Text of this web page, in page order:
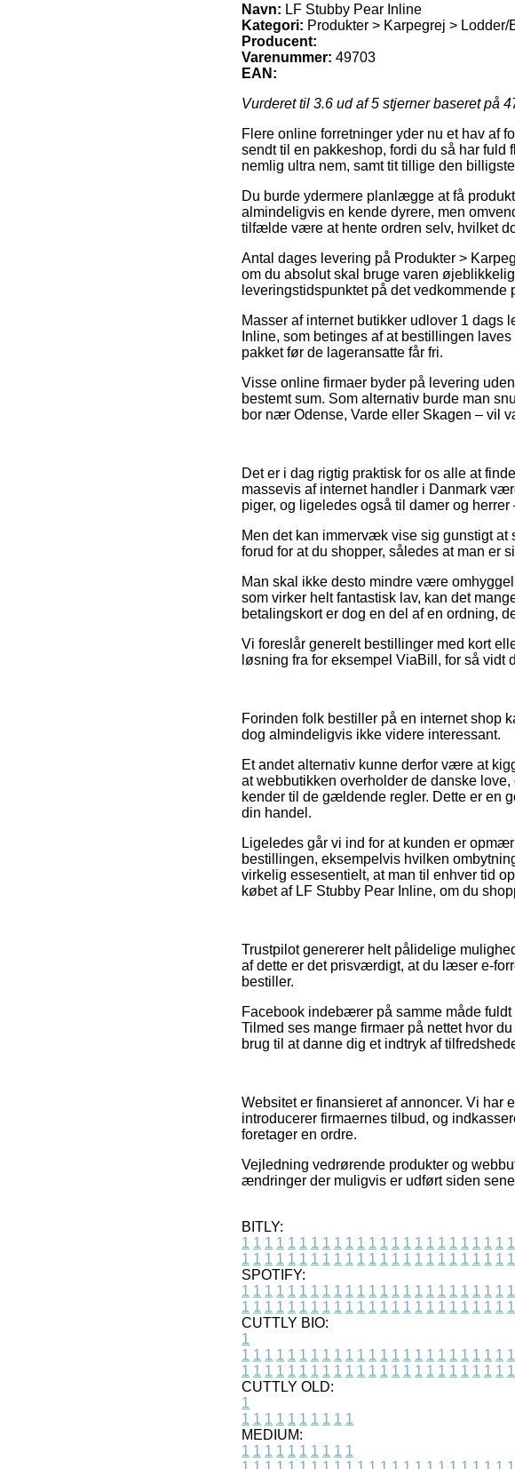
Navn: LF Stubby Pear Inline
Kategori: Produkter > Karpegrej >
Producent:
Varenummer: 49703
EAN:
Vurderet til 3.6 ud af 5 stjerner baseret på
Flere online forretninger yder nu et hav af
sendt til en pakkeshop, fordi du så har
nemlig ultra nem, samt tit tillige den
Du burde ydermere planlægge at få
almindeligvis en kende dyrere, men
tilfælde være at hente ordren selv, hvilket
Antal dages levering på Produkter >
om du absolut skal bruge varen
leveringstidspunktet på det vedkommende
Masser af internet butikker udlover 1 dags
Inline, som betinges af at bestillingen
pakket før de lageransatte får fri.
Visse online firmaer byder på levering
bestemt sum. Som alternativ burde man
bor nær Odense, Varde eller Skagen – vil
Det er i dag rigtig praktisk for os alle at
massevis af internet handler i Danmark
piger, og ligeledes også til damer og
Men det kan immervæk vise sig gunstigt
forud for at du shopper, således at man er
Man skal ikke desto mindre være
som virker helt fantastisk lav, kan det
betalingskort er dog en del af en ordning,
Vi foreslår generelt bestillinger med kort
løsning fra for eksempel ViaBill, for så
Forinden folk bestiller på en internet shop
dog almindeligvis ikke videre interessant.
Et andet alternativ kunne derfor være at
at webbutikken overholder de danske
kender til de gældende regler. Dette er en
din handel.
Ligeledes går vi ind for at kunden er
bestillingen, eksempelvis hvilken
virkelig essesentielt, at man til enhver tid
købet af LF Stubby Pear Inline, om du
Trustpilot genererer helt pålidelige
af dette er det prisværdigt, at du læser e-
bestiller.
Facebook indebærer på samme måde
Tilmed ses mange firmaer på nettet hvor
brug til at danne dig et indtryk af
Websitet er finansieret af annoncer. Vi har
introducerer firmaernes tilbud, og
foretager en ordre.
Vejledning vedrørende produkter og
ændringer der muligvis er udført siden
BITLY:
1 1 1 1 1 1 1 1 1 1 1 1 1 1 1 1 1 1 1 1 1 1 1 1
1 1 1 1 1 1 1 1 1 1 1 1 1 1 1 1 1 1 1 1 1 1 1 1
SPOTIFY:
1 1 1 1 1 1 1 1 1 1 1 1 1 1 1 1 1 1 1 1 1 1 1 1
1 1 1 1 1 1 1 1 1 1 1 1 1 1 1 1 1 1 1 1 1 1 1 1
CUTTLY BIO:
1
1 1 1 1 1 1 1 1 1 1 1 1 1 1 1 1 1 1 1 1 1 1 1 1
1 1 1 1 1 1 1 1 1 1 1 1 1 1 1 1 1 1 1 1 1 1 1 1
CUTTLY OLD:
1
1 1 1 1 1 1 1 1 1 1
MEDIUM:
1 1 1 1 1 1 1 1 1 1